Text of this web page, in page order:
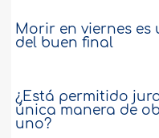
Morir en viernes es
del buen final
¿Está permitido
única manera de
uno?